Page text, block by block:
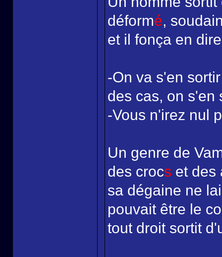
déformé,
et il fonça en
-On va s'en
des cas, on s'en
-Vous n'irez nul
Un genre de
des crocs et des
sa dégaine ne
pouvait être le
tout droit sortit